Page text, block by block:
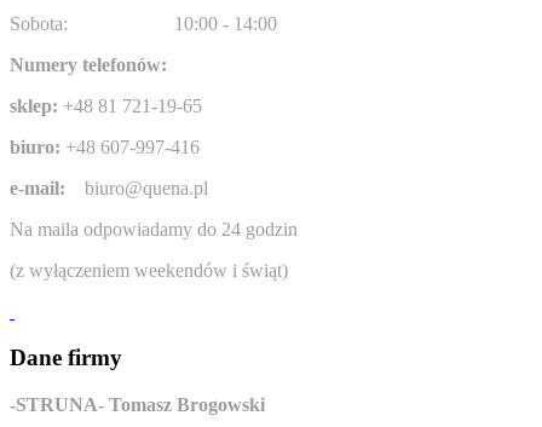
Sobota:
10:00 - 14:00
Numery telefonów:
sklep: +48 81 721-19-65
biuro: +48 607-997-416
e-mail: biuro@quena.pl
Na maila odpowiadamy do 24 godzin
(z wyłączeniem weekendów i świąt)
Dane firmy
-STRUNA- Tomasz Brogowski